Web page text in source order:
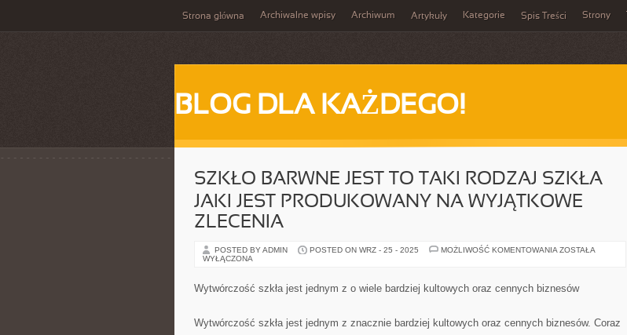
Strona główna Archiwalne wpisy Archiwum Artykuły Kategorie Spis Treści Strony
BLOG DLA KAŻDEGO!
SZKŁO BARWNE JEST TO TAKI RODZAJ SZKŁA
JAKI JEST PRODUKOWANY NA WYJĄTKOWE
ZLECENIA
POSTED BY ADMIN POSTED ON WRZ - 25 - 2025 MOŻLIWOŚĆ KOMENTOWANIA SZKŁO
TAKI
RODZAJ
PRODUKOWANY
ZOSTAŁA
WYŁĄCZONA
Wytwórczość szkła jest jednym z o wiele bardziej kultowych oraz cennych biznesów
Wytwórczość szkła jest jednym z znacznie bardziej kultowych oraz cennych biznesów. Coraz